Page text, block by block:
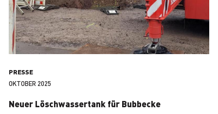
PRESSE
OKTOBER 2025
Neuer Löschwassertank für Bubbecke